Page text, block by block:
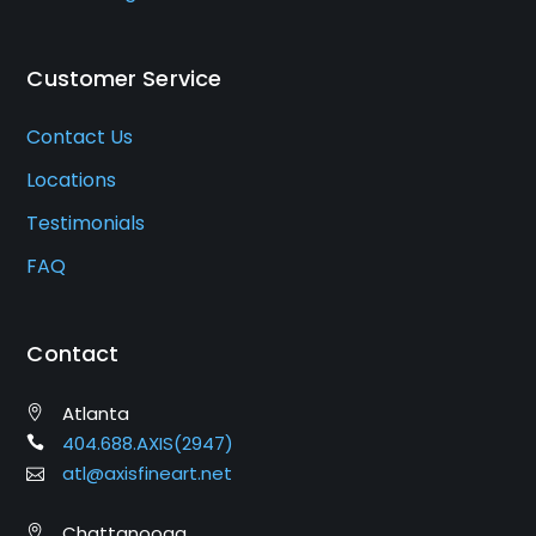
Customer Service
Contact Us
Locations
Testimonials
FAQ
Contact
Atlanta
404.688.AXIS(2947)
atl@axisfineart.net